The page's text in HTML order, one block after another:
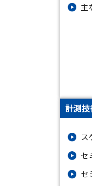
主
計測
ス
セ
セ